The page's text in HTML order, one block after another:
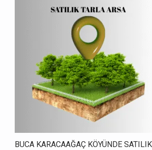
BUCA KARACAAĞAÇ KÖYÜNDE SATILIK